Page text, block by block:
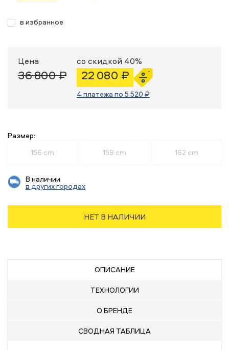
в избранное
Цена
36 800 ₽
со скидкой 40%
22 080 ₽
4 платежа по 5 520 ₽
Размер:
156 cm
159 cm 162 cm
В наличии
в других городах
НЕТ В НАЛИЧИИ
ОПИСАНИЕ
ТЕХНОЛОГИИ
О БРЕНДЕ
СВОДНАЯ ТАБЛИЦА